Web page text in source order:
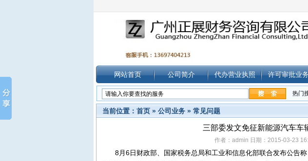
网站首页 公司简介 代办营业执照 许可审批业
热门
当前位置： 首页 » 公司业务 » 常见问题
三部委发文免征新能源汽车车
作者：admin 日期：2015-03-23
8月6日财政部、国家税务总局和工业和信息化部联合发布公告